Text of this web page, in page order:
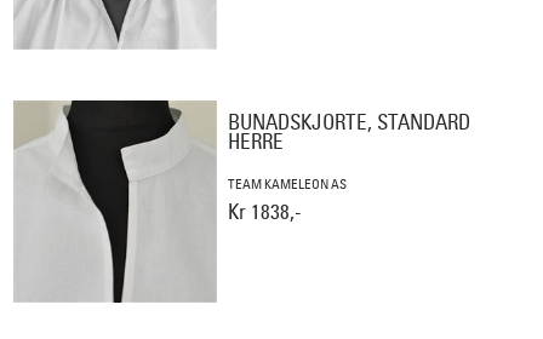
BUNADSKJORTE, STANDARD
HERRE
TEAM KAMELEON AS
Kr 1838,-